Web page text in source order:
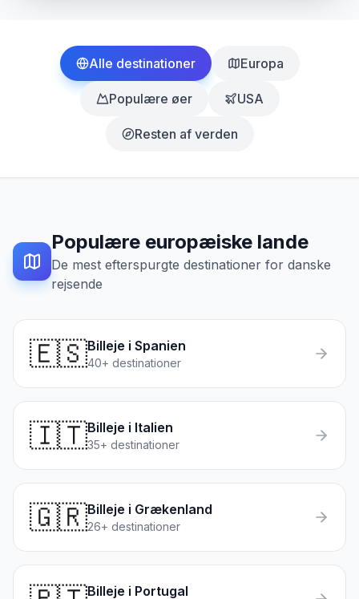
Alle destinationer Europa
Populære øer USA
Resten af verden
Populære europæiske lande
De mest efterspurgte destinationer for danske
rejsende
🇪🇸Billeje i Spanien
40+ destinationer
🇮🇹Billeje i Italien
35+ destinationer
🇬🇷Billeje i Grækenland
26+ destinationer
Billeje i Portugal